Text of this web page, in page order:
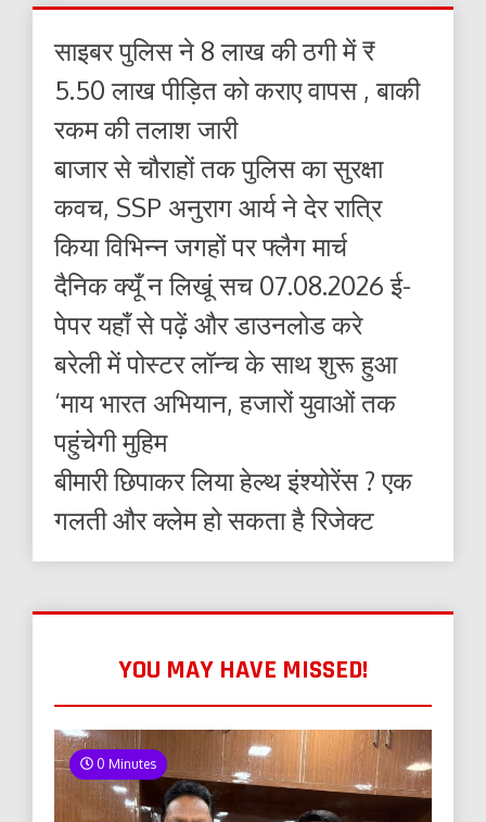
साइबर पुलिस ने 8 लाख की ठगी में ₹
5.50 लाख पीड़ित को कराए वापस , बाकी
रकम की तलाश जारी
बाजार से चौराहों तक पुलिस का सुरक्षा
कवच, SSP अनुराग आर्य ने देर रात्रि
किया विभिन्न जगहों पर फ्लैग मार्च
दैनिक क्यूँ न लिखूं सच 07.08.2026 ई-
पेपर यहाँ से पढ़ें और डाउनलोड करे
बरेली में पोस्टर लॉन्च के साथ शुरू हुआ
‘माय भारत अभियान, हजारों युवाओं तक
पहुंचेगी मुहिम
बीमारी छिपाकर लिया हेल्थ इंश्योरेंस ? एक
गलती और क्लेम हो सकता है रिजेक्ट
YOU MAY HAVE MISSED!
0 Minutes